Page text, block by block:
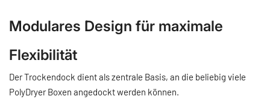
Modulares Design für maximale
Flexibilität
Der Trockendock dient als zentrale Basis, an die beliebig viele
PolyDryer Boxen angedockt werden können.